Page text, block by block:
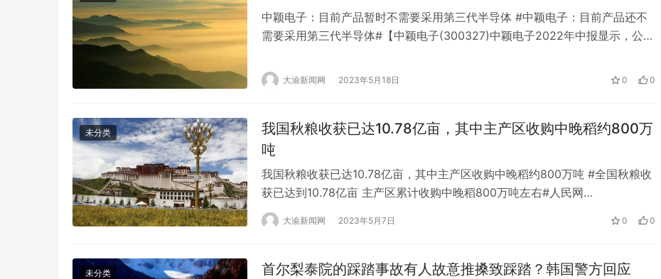
中颖电子：目前产品暂时不需要采用第三代半导体 #中颖电子：目前产品还不
需要采用第三代半导体#【中颖电子(300327)中颖电子2022年中报显示，公司
67.12%；扣非净利润2.33亿元，同比增长62.58%；其中，2022年第二季度，
公司单季度主营收入4.38亿元，同比增长15.4%…
大渝新闻网 2023年5月18日 0 0
未分类
我国秋粮收获已达10.78亿亩，其中主产区收购中晚稻约800万
吨
我国秋粮收获已达10.78亿亩，其中主产区收购中晚稻约800万吨 #全国秋粮收
获已达到10.78亿亩 主产区累计收购中晚稻800万吨左右#人民网
(9.970，-0.48，-4.59%)北京10月22日电(记者董力)截至目前，全国秋粮收获
已达10.78亿亩。国家粮食和物资储备局最新数据显示，主产区已收购中晚稻约
大渝新闻网 2023年5月7日 0 0
未分类 首尔梨泰院的踩踏事故有人故意推搡致踩踏？韩国警方回应
动口不动手 AI即服务：平安悦享白金卡AI生
活版升级用卡新体验
筑牢安全发展屏障 护航高质量经营 渤海银
行重庆分行扎实推进安全保卫工作